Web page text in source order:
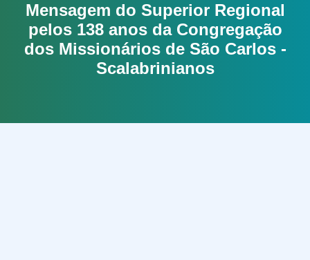
Mensagem do Superior Regional
pelos 138 anos da Congregação
dos Missionários de São Carlos -
Scalabrinianos